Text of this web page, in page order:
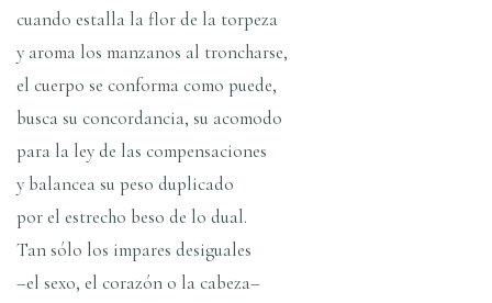
cuando estalla la flor de la torpeza
y aroma los manzanos al troncharse,
el cuerpo se conforma como puede,
busca su concordancia, su acomodo
para la ley de las compensaciones
y balancea su peso duplicado
por el estrecho beso de lo dual.
Tan sólo los impares desiguales
–el sexo, el corazón o la cabeza–